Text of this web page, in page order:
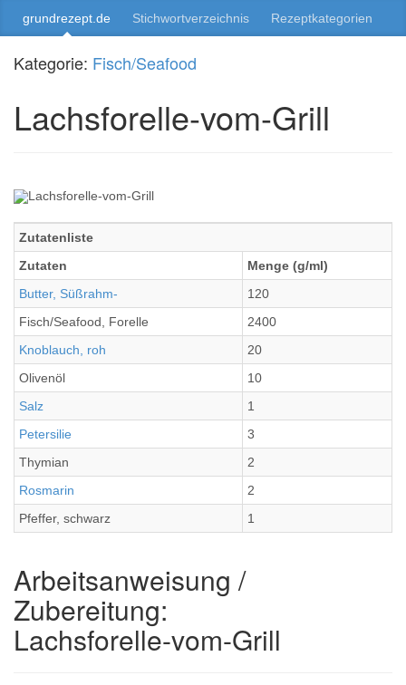
grundrezept.de Stichwortverzeichnis Rezeptkategorien
Kategorie: Fisch/Seafood
Lachsforelle-vom-Grill
Zutatenliste
Zutaten
Menge (g/ml)
Butter, Süßrahm-
120
Fisch/Seafood, Forelle
2400
Knoblauch, roh
20
Olivenöl
10
Salz
1
Petersilie
3
Thymian
2
Rosmarin
2
Pfeffer, schwarz
1
Arbeitsanweisung /
Zubereitung:
Lachsforelle-vom-Grill